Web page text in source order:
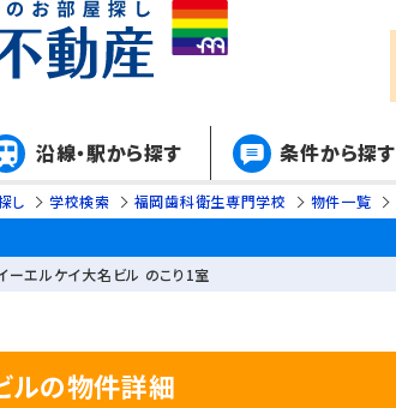
沿線・駅から探す 条件から探す
し 学校検索 福岡歯科衛生専門学校 物件一覧
エルケイ大名ビル のこり1室
ルの物件詳細